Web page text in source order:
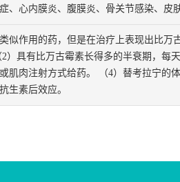
、心内膜炎、腹膜炎、骨关节感染、皮
似作用的药，但是在治疗上表现出比万
）具有比万古霉素长得多的半衰期，每
肌肉注射方式给药。 （4）替考拉宁的
生素后效应。